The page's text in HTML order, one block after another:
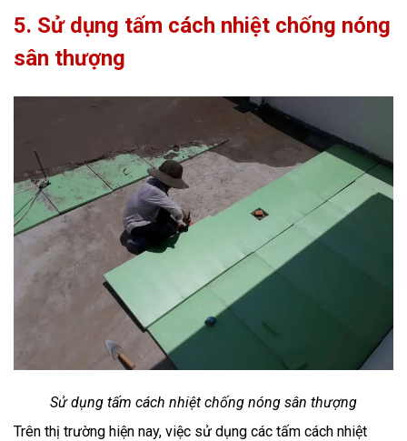
5. Sử dụng tấm cách nhiệt chống nóng
sân thượng
Sử dụng tấm cách nhiệt chống nóng sân thượng
Trên thị trường hiện nay, việc sử dụng các tấm cách nhiệt